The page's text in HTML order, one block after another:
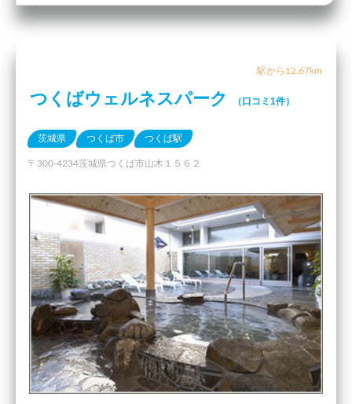
駅から12.67km
つくばウェルネスパーク （口コミ1件）
茨城県 つくば市 つくば駅
〒300-4234茨城県つくば市山木１５６２